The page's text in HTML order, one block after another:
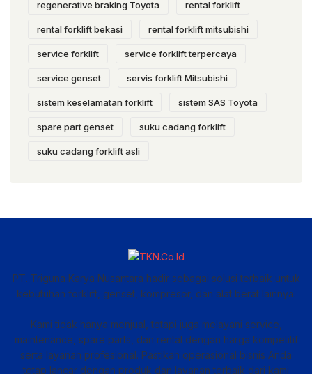
regenerative braking Toyota rental forklift
rental forklift bekasi rental forklift mitsubishi
service forklift service forklift terpercaya
service genset servis forklift Mitsubishi
sistem keselamatan forklift sistem SAS Toyota
spare part genset suku cadang forklift
suku cadang forklift asli
PT. Triguna Karya Nusantara hadir sebagai solusi terbaik untuk
kebutuhan forklift, genset, kompresor, dan alat berat lainnya.
Kami tidak hanya menjual, tetapi juga melayani service,
maintenance, spare parts, dan rental dengan harga kompetitif
serta layanan profesional. Pastikan operasional bisnis Anda
tetap lancar dengan produk dan layanan terbaik dari kami